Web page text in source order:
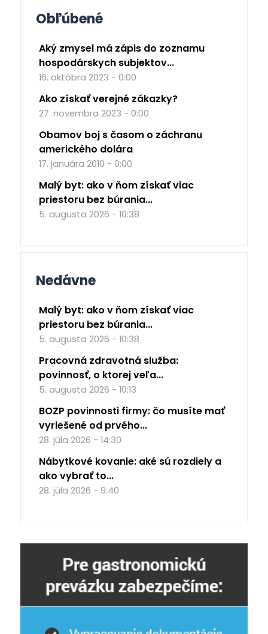
Obľúbené
Aký zmysel má zápis do zoznamu
hospodárskych subjektov...
16. októbra 2023 - 0:00
Ako získať verejné zákazky?
27. novembra 2023 - 0:00
Obamov boj s časom o záchranu
amerického dolára
17. januára 2010 - 0:00
Malý byt: ako v ňom získať viac
priestoru bez búrania...
5. augusta 2026 - 10:38
Nedávne
Malý byt: ako v ňom získať viac
priestoru bez búrania...
5. augusta 2026 - 10:38
Pracovná zdravotná služba:
povinnosť, o ktorej veľa...
5. augusta 2026 - 10:13
BOZP povinnosti firmy: čo musíte mať
vyriešené od prvého...
28. júla 2026 - 14:30
Nábytkové kovanie: aké sú rozdiely a
ako vybrať to...
28. júla 2026 - 9:40